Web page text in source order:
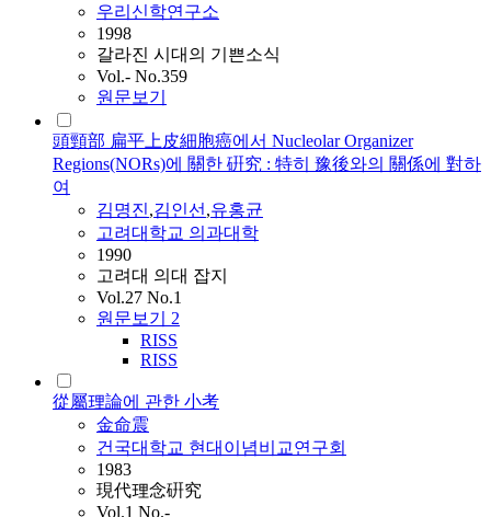
우리신학연구소
1998
갈라진 시대의 기쁜소식
Vol.- No.359
원문보기
頭頸部 扁平上皮細胞癌에서 Nucleolar Organizer
Regions(NORs)에 關한 硏究 : 特히 豫後와의 關係에 對하
여
김명진,김인선,유홍균
고려대학교 의과대학
1990
고려대 의대 잡지
Vol.27 No.1
원문보기 2
RISS
RISS
從屬理論에 관한 小考
金命震
건국대학교 현대이념비교연구회
1983
現代理念硏究
Vol.1 No.-